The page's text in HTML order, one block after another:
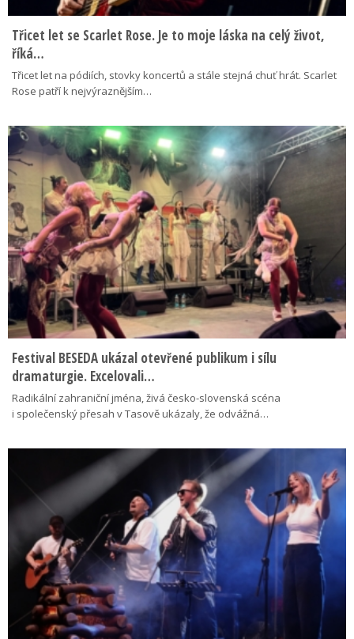
Třicet let se Scarlet Rose. Je to moje láska na celý život,
říká…
Třicet let na pódiích, stovky koncertů a stále stejná chuť hrát. Scarlet
Rose patří k nejvýraznějším…
Festival BESEDA ukázal otevřené publikum i sílu
dramaturgie. Excelovali…
Radikální zahraniční jména, živá česko-slovenská scéna
i společenský přesah v Tasově ukázaly, že odvážná…